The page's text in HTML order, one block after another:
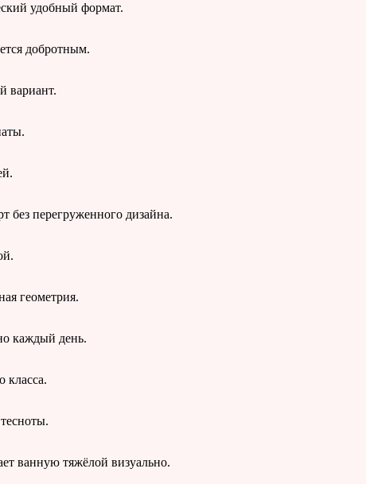
удобный формат.
добротным.
вариант.
без перегруженного дизайна.
геометрия.
каждый день.
класса.
ванную тяжёлой визуально.